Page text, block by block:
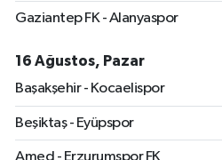
Gaziantep FK - Alanyaspor
16 Ağustos, Pazar
Başakşehir - Kocaelispor
Beşiktaş - Eyüpspor